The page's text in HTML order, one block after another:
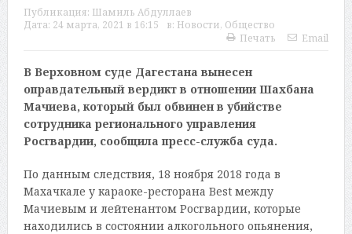
Публикация: Шамиль Абдуллаев
Дата: 24 марта, 2021 в 16:15 в: Новости, Общество
Печать
Email
В Верховном суде Дагестана вынесен
оправдательный вердикт в отношении Шахбана
Мачиева, который был обвинен в убийстве
сотрудника регионального управления
Росгвардии, сообщила пресс-служба суда.
По данным следствия, 18 ноября 2018 года в
Махачкале у караоке-ресторана Best между
Мачиевым и лейтенантом Росгвардии, которые
находились в состоянии алкогольного опьянения,